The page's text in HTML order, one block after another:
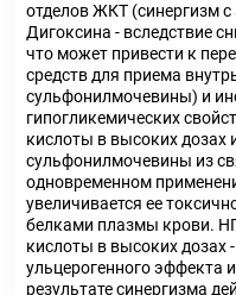
отделов ЖКТ (синергизм
Дигоксина - вследствие
что может привести к
средств для приема
сульфонилмочевины) и
гипогликемических
кислоты в высоких дозах
сульфонилмочевины из
одновременном
увеличивается ее
белками плазмы крови.
кислоты в высоких дозах
ульцерогенного эффекта
результате синергизма